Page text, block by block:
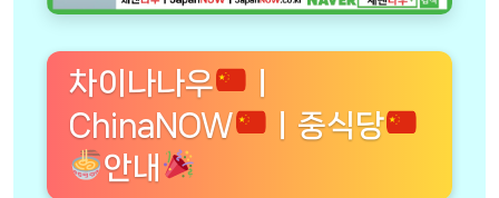
차이나나우
ChinaNOW
ㅣ중식당
안내